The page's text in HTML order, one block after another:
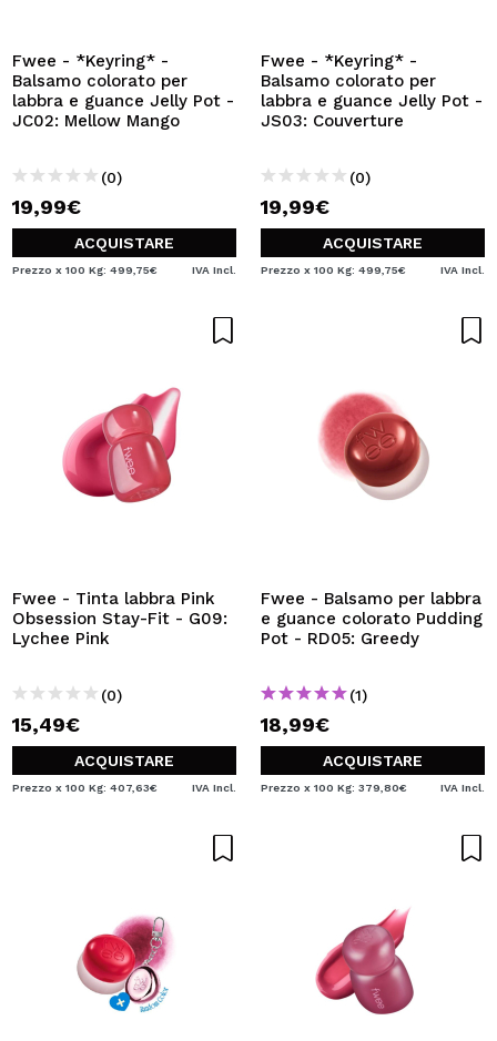
Creando un account su Maquibeauty.it potrai fare i tuoi
acquisti velocemente, controllare lo stato dei tuoi ordini e
consultare le tue operazioni precedenti.
CREARE UN ACCOUNT
Fwee - *Keyring* -
Balsamo colorato per
labbra e guance Jelly Pot -
JC02: Mellow Mango
(0)
19,99€
ACQUISTARE
Prezzo x 100 Kg: 499,75€ IVA Incl.
Fwee - *Keyring* -
Balsamo colorato per
labbra e guance Jelly Pot -
JS03: Couverture
(0)
19,99€
ACQUISTARE
Prezzo x 100 Kg: 499,75€ IVA Incl.
Fwee - Tinta labbra Pink
Obsession Stay-Fit - G09:
Lychee Pink
(0)
15,49€
ACQUISTARE
Prezzo x 100 Kg: 407,63€ IVA Incl.
Fwee - Balsamo per labbra
e guance colorato Pudding
Pot - RD05: Greedy
(1)
18,99€
ACQUISTARE
Prezzo x 100 Kg: 379,80€ IVA Incl.